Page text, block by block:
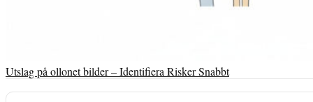
Utslag på ollonet bilder – Identifiera Risker Snabbt